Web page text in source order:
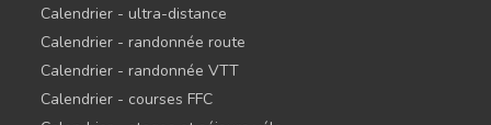
Calendrier - ultra-distance
Calendrier - randonnée route
Calendrier - randonnée VTT
Calendrier - courses FFC